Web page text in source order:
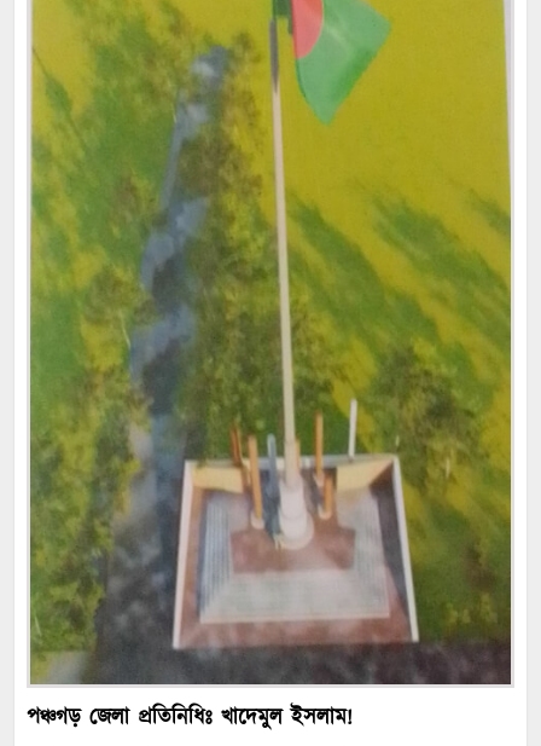
পঞ্চগড় জেলা প্রতিনিধিঃ খাদেমুল ইসলাম!